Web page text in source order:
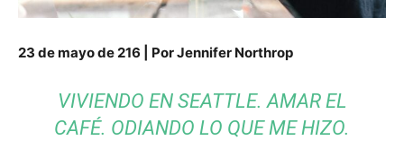
23 de mayo de 216 | Por Jennifer Northrop
VIVIENDO EN SEATTLE. AMAR EL
CAFÉ. ODIANDO LO QUE ME HIZO.